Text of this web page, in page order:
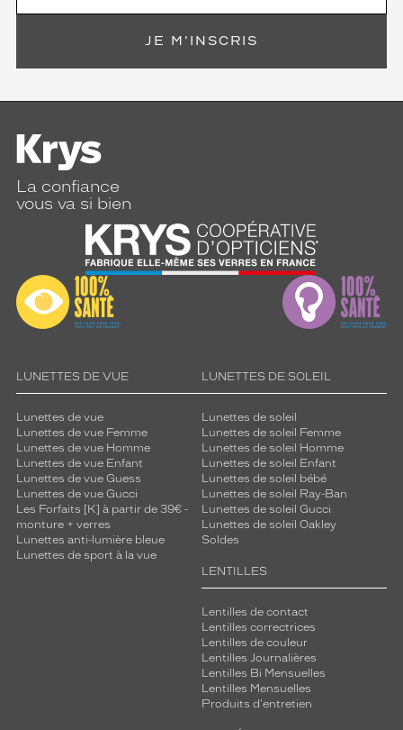
JE M'INSCRIS
La confiance
vous va si bien
LUNETTES DE VUE
Lunettes de vue
Lunettes de vue Femme
Lunettes de vue Homme
Lunettes de vue Enfant
Lunettes de vue Guess
Lunettes de vue Gucci
Les Forfaits [K] à partir de 39€ -
monture + verres
Lunettes anti-lumière bleue
Lunettes de sport à la vue
LUNETTES DE SOLEIL
Lunettes de soleil
Lunettes de soleil Femme
Lunettes de soleil Homme
Lunettes de soleil Enfant
Lunettes de soleil bébé
Lunettes de soleil Ray-Ban
Lunettes de soleil Gucci
Lunettes de soleil Oakley
Soldes
LENTILLES
Lentilles de contact
Lentilles correctrices
Lentilles de couleur
Lentilles Journalières
Lentilles Bi Mensuelles
Lentilles Mensuelles
Produits d'entretien